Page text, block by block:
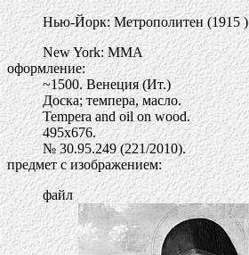
Нью-Йорк: Метрополитен (1915 )
New York: MMA
оформление:
~1500. Венеция (Ит.)
Доска; темпера, масло.
Tempera and oil on wood.
495х676.
№ 30.95.249 (221/2010).
предмет с изображением:
файл